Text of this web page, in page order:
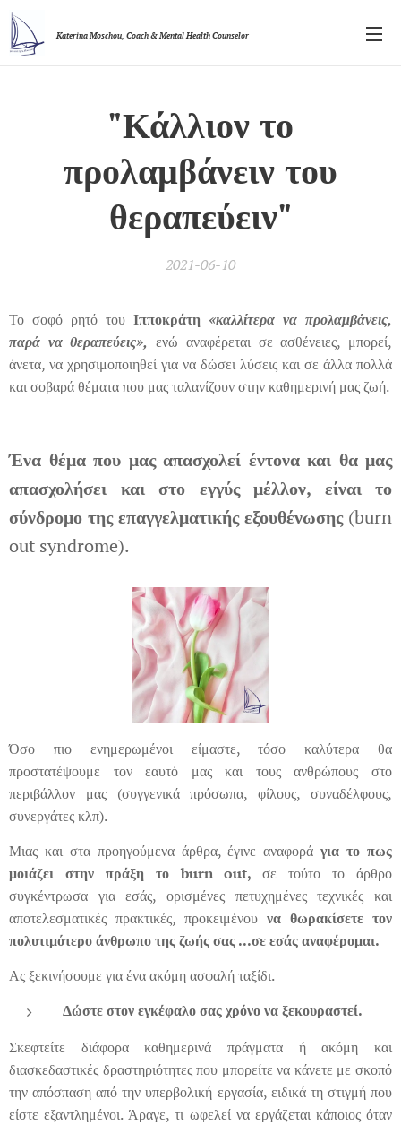
Katerina Moschou, Coach & Mental Health Counselor
"Κάλλιον το
προλαμβάνειν του
θεραπεύειν"
2021-06-10
Το σοφό ρητό του Ιπποκράτη «καλλίτερα να προλαμβάνεις,
παρά να θεραπεύεις», ενώ αναφέρεται σε ασθένειες, μπορεί,
άνετα, να χρησιμοποιηθεί για να δώσει λύσεις και σε άλλα πολλά
και σοβαρά θέματα που μας ταλανίζουν στην καθημερινή μας ζωή.
Ένα θέμα που μας απασχολεί έντονα και θα μας
απασχολήσει και στο εγγύς μέλλον, είναι το
σύνδρομο της επαγγελματικής εξουθένωσης(burn
out syndrome).
Όσο πιο ενημερωμένοι είμαστε, τόσο καλύτερα θα
προστατέψουμε τον εαυτό μας και τους ανθρώπους στο
περιβάλλον μας (συγγενικά πρόσωπα, φίλους, συναδέλφους,
συνεργάτες κλπ).
Μιας και στα προηγούμενα άρθρα, έγινε αναφοράγια το πως
μοιάζει στην πράξη το burn out,σε τούτο το άρθρο
συγκέντρωσα για εσάς, ορισμένες πετυχημένες τεχνικές και
αποτελεσματικές πρακτικές, προκειμένου να θωρακίσετε τον
πολυτιμότερο άνθρωπο της ζωής σας ...σε εσάς αναφέρομαι.
Ας ξεκινήσουμε για ένα ακόμη ασφαλή ταξίδι.
Δώστε στον εγκέφαλο σας χρόνο να ξεκουραστεί.
Σκεφτείτε διάφορα καθημερινά πράγματα ή ακόμη και
διασκεδαστικές δραστηριότητες που μπορείτε να κάνετε με σκοπό
την απόσπαση από την υπερβολική εργασία, ειδικά τη στιγμή που
είστε εξαντλημένοι. Άραγε, τι ωφελεί να εργάζεται κάποιος όταν